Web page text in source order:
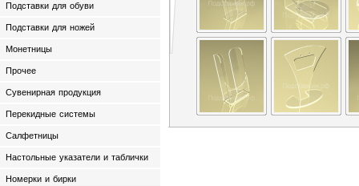
Подставки для обуви
Подставки для ножей
Монетницы
Прочее
Сувенирная продукция
Перекидные системы
Салфетницы
Настольные указатели и таблички
Номерки и бирки